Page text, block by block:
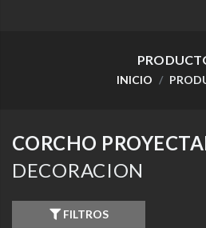
INICIO
CORCHO
DECORACION
FILTROS